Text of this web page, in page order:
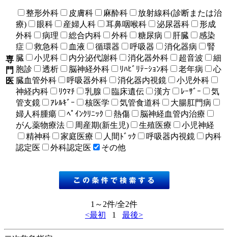
専
門
医
整形外科 皮膚科 麻酔科
放射線科(診断または治
療)
眼科 産婦人科 耳鼻咽喉科 泌尿器科
形成
外科
病理 総合内科 外科 糖尿病 肝臓
感染
症
救急科 血液 循環器 呼吸器 消化器病
腎
臓
小児科 内分泌代謝科 消化器外科 超音波
細
胞診
透析 脳神経外科 ﾘﾊﾋﾞﾘﾃｰｼｮﾝ科 老年病
心
臓血管外科
呼吸器外科 消化器内視鏡
小児外科
神経内科
ﾘｳﾏﾁ 乳腺 臨床遺伝 漢方 ﾚｰｻﾞｰ
気
管支鏡
ｱﾚﾙｷﾞｰ 核医学 気管食道科
大腸肛門病
婦人科腫瘍
ﾍﾟｲﾝｸﾘﾆｯｸ 熱傷
脳神経血管内治療
がん薬物療法
周産期(新生児) 生殖医療
小児神経
精神科
家庭医療 人間ﾄﾞｯｸ 呼吸器内視鏡
内科
認定医
外科認定医 その他
1～2件/全2件
<最初
1 最後>